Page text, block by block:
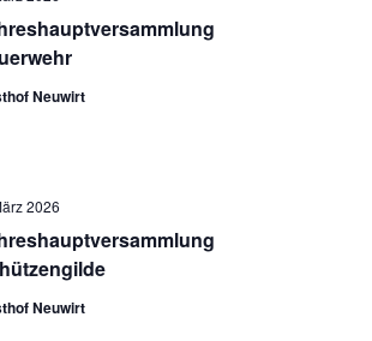
Neuwirt
2026
Neuwirt